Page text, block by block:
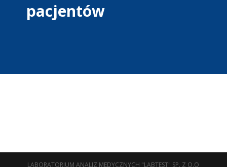
pacjentów
LABORATORIUM ANALIZ MEDYCZNYCH "LABTEST" SP. Z O.O